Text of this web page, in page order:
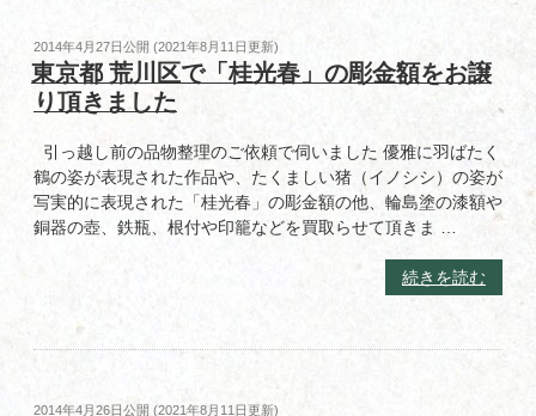
り
ま
し
た”
の
区
で
康
治」
の
大
皿
や
投
稿
日:
2014年4月27日公開 (2021年8月11日 更新)
東京都 荒川区で「桂光春」の彫金額をお譲
り頂きました
引っ越し前の品物整理のご依頼で伺いました 優雅に羽ばたく
鶴の姿が表現された作品や、たくましい猪（イノシシ）の姿が
写実的に表現された「桂光春」の彫金額の他、輪島塗の漆額や
銅器の壺、鉄瓶、根付や印籠などを買取らせて頂きま …
“東
荒
続きを読む
投
2014年4月26日 公開 (2021年8月11日 更新)